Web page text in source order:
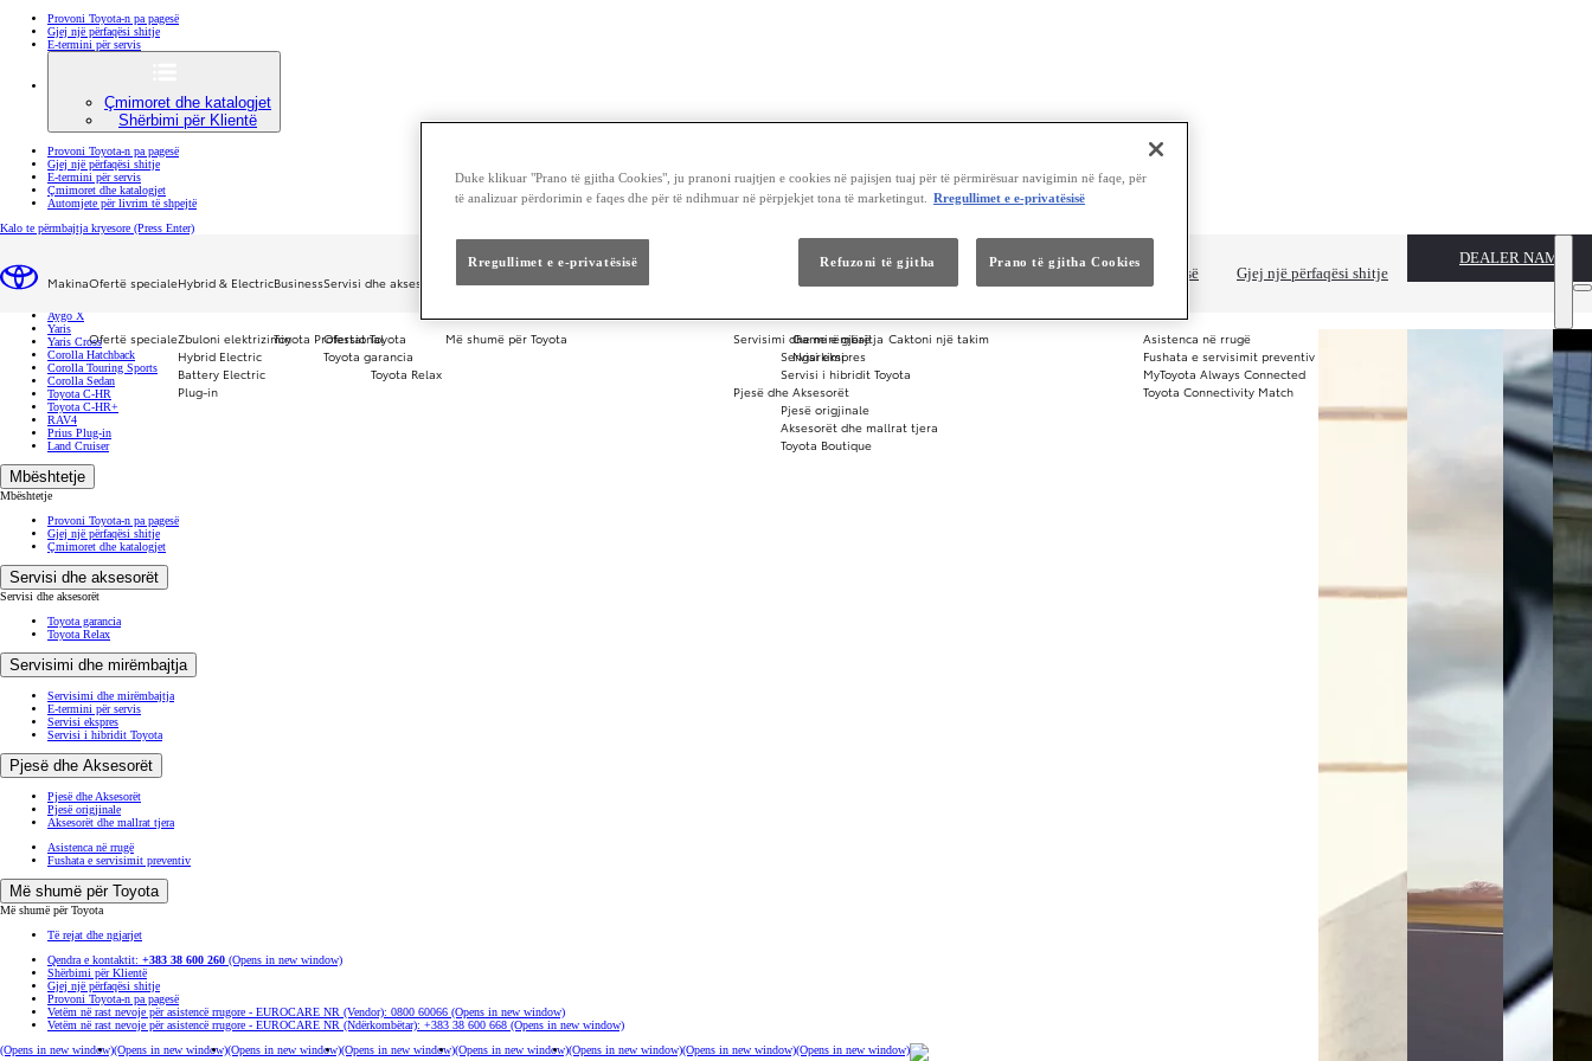
Provoni Toyota-n pa pagesë
Gjej një përfaqësi shitje
E-termini për servis
Çmimoret dhe katalogjet
Shërbimi për Klientë
Provoni Toyota-n pa pagesë
Gjej një përfaqësi shitje
E-termini për servis
Çmimoret dhe katalogjet
Automjete për livrim të shpejtë
Kalo te përmbajtja kryesore (Press Enter)
Provoni Toyota-n pa pagesë Gjej një përfaqësi shitje
DEALER NAME
MakinaOfertë speciale
Ofertë speciale
Hybrid & Electric
Zbuloni elektrizimin
Hybrid Electric
Battery Electric
Plug-in
Game e gjërë
Ngarkimi
Business
Toyota Professional Caktoni një takim
Servisi dhe aksesorët
Ofertat Toyota
Toyota garancia
Toyota Relax
Servisimi dhe mirëmbajtja
Servisi ekspres
Servisi i hibridit Toyota
Pjesë dhe Aksesorët
Pjesë origjinale
Aksesorët dhe mallrat tjera
Toyota Boutique
Asistenca në rrugë
Fushata e servisimit preventiv
MyToyota Always Connected
Toyota Connectivity Match
Më shumë për Toyota
Më shumë për Toyota
Makina
Makina
Aygo X
Yaris
Yaris Cross
Corolla Hatchback
Corolla Touring Sports
Corolla Sedan
Toyota C-HR
Toyota C-HR+
RAV4
Prius Plug-in
Land Cruiser
Mbështetje
Mbështetje
Provoni Toyota-n pa pagesë
Gjej një përfaqësi shitje
Çmimoret dhe katalogjet
Servisi dhe aksesorët
Servisi dhe aksesorët
Toyota garancia
Toyota Relax
Servisimi dhe mirëmbajtja
Servisimi dhe mirëmbajtja
E-termini për servis
Servisi ekspres
Servisi i hibridit Toyota
Pjesë dhe Aksesorët
Pjesë dhe Aksesorët
Pjesë origjinale
Aksesorët dhe mallrat tjera
Asistenca në rrugë
Fushata e servisimit preventiv
Më shumë për Toyota
Më shumë për Toyota
Të rejat dhe ngjarjet
Qendra e kontaktit: +383 38 600 260 (Opens in new window)
Shërbimi për Klientë
Gjej një përfaqësi shitje
Provoni Toyota-n pa pagesë
Vetëm në rast nevoje për asistencë rrugore - EUROCARE NR (Vendor): 0800 60066 (Opens in new window)
Vetëm në rast nevoje për asistencë rrugore - EUROCARE NR (Ndërkombëtar): +383 38 600 668 (Opens in new window)
(Opens in new window)(Opens in new window)(Opens in new window)(Opens in new window)(Opens in new window)(Opens in new window)(Opens in new window)(Opens in new window)
Duke klikuar "Prano të gjitha Cookies", ju pranoni ruajtjen e cookies në pajisjen tuaj për të përmirësuar navigimin në faqe, për
të analizuar përdorimin e faqes dhe për të ndihmuar në përpjekjet tona të marketingut.
Rregullimet e e-privatësisë
Rregullimet e e-privatësisë Refuzoni të gjitha Prano të gjitha Cookies